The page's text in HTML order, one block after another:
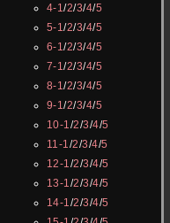
4-1/2/3/4/5
5-1/2/3/4/5
6-1/2/3/4/5
7-1/2/3/4/5
8-1/2/3/4/5
9-1/2/3/4/5
10-1 /2/3/4/5
11-1 /2/3/4/5
12-1 /2/3/4/5
13-1 /2/3/4/5
14-1 /2/3/4/5